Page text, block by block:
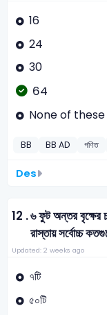
16
24
30
64
None of these
BB BB AD গণিত
Des
12 .৬ ফুট অন্তর বৃক্ষের
রাস্তায় সর্বোচ্চ
Updated: 2 weeks ago
৭টি
৫০টি